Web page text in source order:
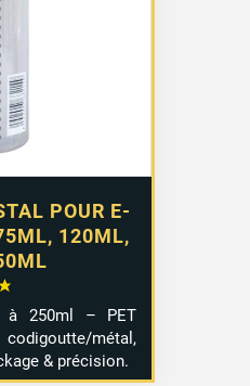
POUR E-
120ML,
€
€
à 250ml – PET
métal,
& précision.